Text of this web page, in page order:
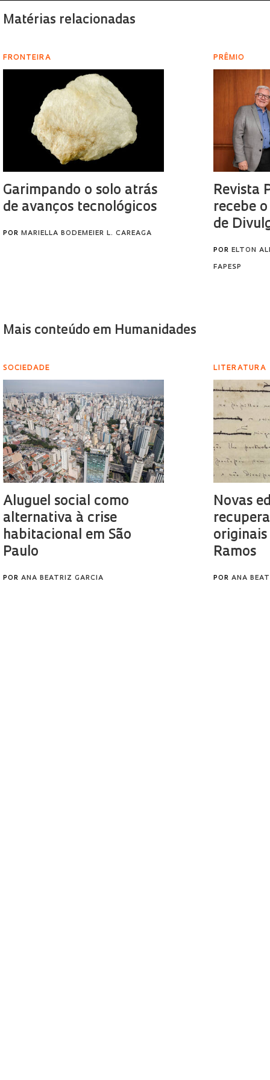
Matérias relacionadas
FRONTEIRA
Garimpando o solo atrás
de avanços tecnológicos
POR MARIELLA BODEMEIER L. CAREAGA
PRÊMIO
Revista
recebe o
de
PORELTON
FAPESP
Mais conteúdo em Humanidades
SOCIEDADE
Aluguel social como
alternativa à crise
habitacional em São
Paulo
POR ANA BEATRIZ GARCIA
LITERATURA
Novas
originais
Ramos
PORANA